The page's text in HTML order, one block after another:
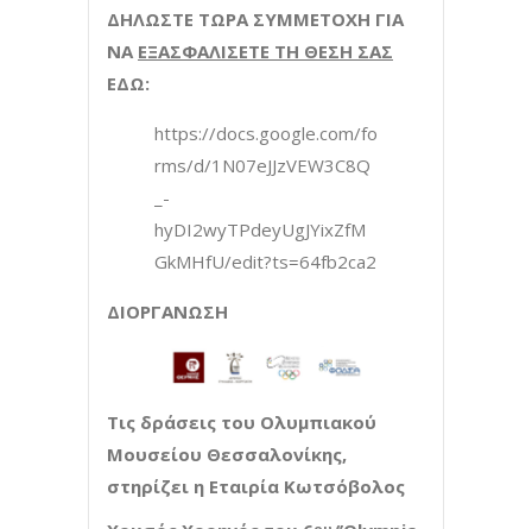
ΔΗΛΩΣΤΕ ΤΩΡΑ ΣΥΜΜΕΤΟΧΗ ΓΙΑ
ΝΑ ΕΞΑΣΦΑΛΙΣΕΤΕ ΤΗ ΘΕΣΗ ΣΑΣ
ΕΔΩ:
https://docs.google.com/fo
rms/d/1N07eJJzVEW3C8Q
_-
hyDI2wyTPdeyUgJYixZfM
GkMHfU/edit?ts=64fb2ca2
ΔΙΟΡΓΑΝΩΣΗ
Τις δράσεις του Ολυμπιακού
Μουσείου Θεσσαλονίκης,
στηρίζει η Εταιρία Κωτσόβολος